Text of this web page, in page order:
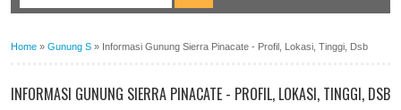
Home » Gunung S » Informasi Gunung Sierra Pinacate - Profil, Lokasi, Tinggi, Dsb
INFORMASI GUNUNG SIERRA PINACATE - PROFIL, LOKASI, TINGGI, DSB